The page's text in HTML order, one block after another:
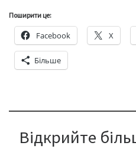
Поширити це:
Facebook X
Більше
Відкрийте